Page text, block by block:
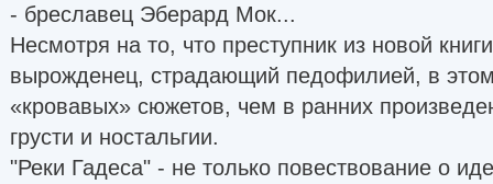
- бреславец Эберард Мок...
Несмотря на то, что преступник из новой
вырожденец, страдающий педофилией, в
«кровавых» сюжетов, чем в ранних
грусти и ностальгии.
"Реки Гадеса" - не только повествование о